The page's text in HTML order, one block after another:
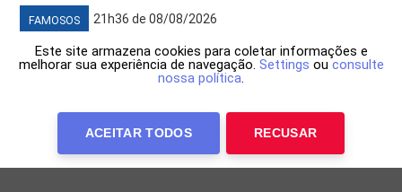
FAMOSOS 21h36 de 08/08/2026
Este site armazena cookies para coletar informações e
melhorar sua experiência de navegação. Settings ou consulte
nossa política.
ACEITAR TODOS RECUSAR